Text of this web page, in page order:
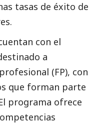
tasas de éxito de
con el
a
(FP), con
que forman parte
programa ofrece